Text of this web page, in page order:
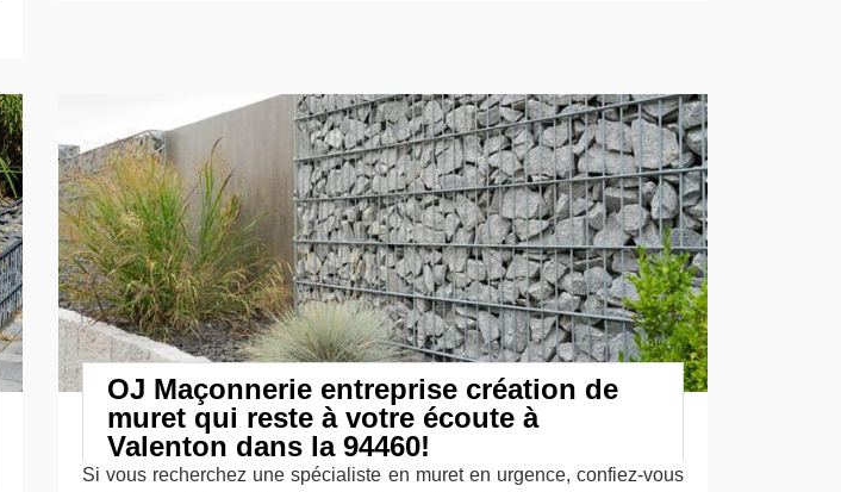
OJ Maçonnerie entreprise création de
muret qui reste à votre écoute à
Valenton dans la 94460!
Si vous recherchez une spécialiste en muret en urgence, confiez-vous